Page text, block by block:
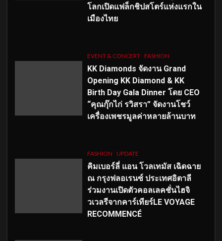
โลกเปิดแฟล็กชิปสโตร์แห่งแรกใน
เมืองไทย
EVENT & CONCERT FASHION
KK Diamonds จัดงาน Grand
Opening KK Diamond & KK
Birth Day Gala Dinner โดย CEO
“คุณกุ๊กไก่ รวิสรา” จัดงานโชว์
เครื่องเพชรมูลค่าหลายล้านบาท
FASHION UPDATE
คิมเบอร์ลี่ แอน โวลเทมัส เฉิดฉาย
ณ กรุงฟลอเรนซ์ ประเทศอิตาลี
ร่วมงานเปิดตัวคอลเลคชั่นไฮจิ
วเวลรีจากคาร์เทียร์LE VOYAGE
RECOMMENCÉ